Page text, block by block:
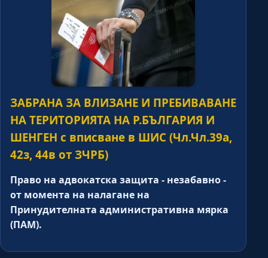
ЗАБРАНА ЗА ВЛИЗАНЕ И ПРЕБИВАВАНЕ
НА ТЕРИТОРИЯТА НА Р.БЪЛГАРИЯ И
ШЕНГЕН с вписване в ШИС (Чл.Чл.39а,
42з, 44в от ЗЧРБ)
Право на адвокатска защита - незабавно -
от момента на налагане на
Принудителната административна мярка
(ПАМ).